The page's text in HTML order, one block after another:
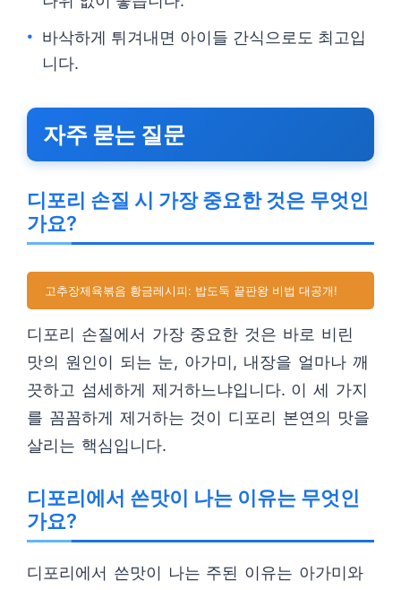
바삭하게 튀겨내면 아이들 간식으로도 최고입
니다.
자주 묻는 질문
디포리 손질 시 가장 중요한 것은 무엇인
가요?
고추장제육볶음 황금레시피: 밥도둑 끝판왕 비법 대공개!
디포리 손질에서 가장 중요한 것은 바로 비린
맛의 원인이 되는 눈, 아가미, 내장을 얼마나 깨
끗하고 섬세하게 제거하느냐입니다. 이 세 가지
를 꼼꼼하게 제거하는 것이 디포리 본연의 맛을
살리는 핵심입니다.
디포리에서 쓴맛이 나는 이유는 무엇인
가요?
디포리에서 쓴맛이 나는 주된 이유는 아가미와